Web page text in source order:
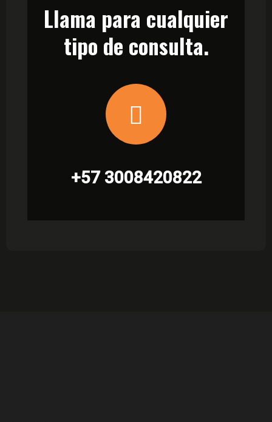
Llama para cualquier
tipo de consulta.
+57 3008420822